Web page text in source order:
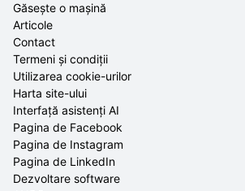
Găsește o mașină
Articole
Contact
Termeni și condiții
Utilizarea cookie-urilor
Harta site-ului
Interfață asistenți AI
Pagina de Facebook
Pagina de Instagram
Pagina de LinkedIn
Dezvoltare software